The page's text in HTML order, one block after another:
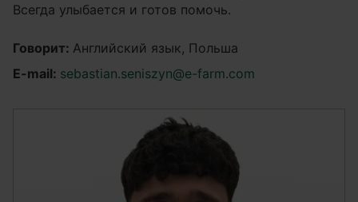
Всегда улыбается и готов помочь.
Говорит: Английский язык, Польша
E-mail: sebastian.seniszyn@e-farm.com